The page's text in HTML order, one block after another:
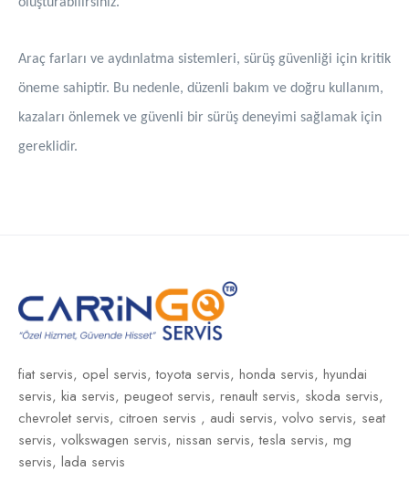
Araç farları ve aydınlatma sistemleri, sürüş güvenliği için kritik
öneme sahiptir. Bu nedenle, düzenli bakım ve doğru kullanım,
kazaları önlemek ve güvenli bir sürüş deneyimi sağlamak için
gereklidir.
fiat servis, opel servis,toyota servis, honda servis, hyundai
servis, kia servis, peugeot servis, renault servis, skoda servis,
chevrolet servis, citroen servis , audi servis, volvo servis, seat
servis, volkswagen servis, nissan servis,tesla servis, mg
servis, lada servis